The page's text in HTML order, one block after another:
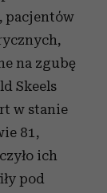
pacjentów
na zgubę
Skeels
w stanie
81,
ich
pod